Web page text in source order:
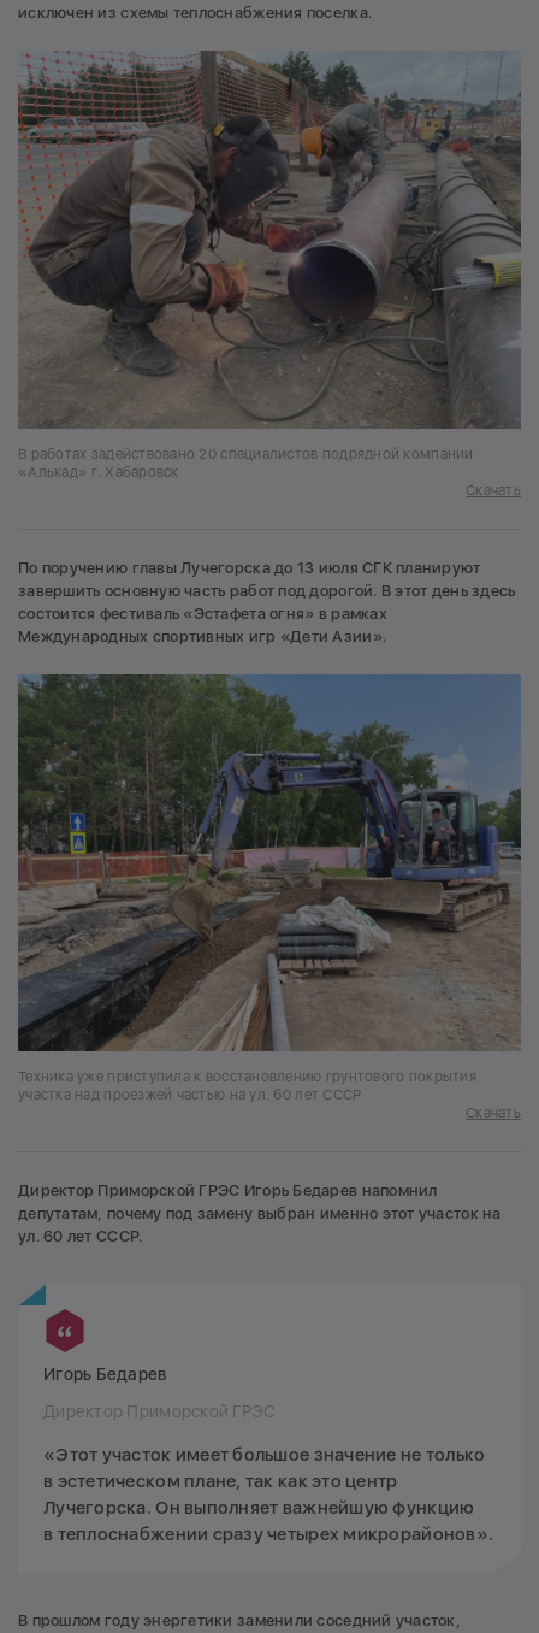
исключен из схемы теплоснабжения поселка.
В работах задействовано 20 специалистов подрядной компании
«Алькад» г. Хабаровск
Скачать
По поручению главы Лучегорска до 13 июля СГК планируют
завершить основную часть работ под дорогой. В этот день здесь
состоится фестиваль «Эстафета огня» в рамках
Международных спортивных игр «Дети Азии».
Техника уже приступила к восстановлению грунтового покрытия
участка над проезжей частью на ул. 60 лет СССР
Скачать
Директор Приморской ГРЭС Игорь Бедарев напомнил
депутатам, почему под замену выбран именно этот участок на
ул. 60 лет СССР.
Игорь Бедарев
Директор Приморской ГРЭС
«Этот участок имеет большое значение не только
в эстетическом плане, так как это центр
Лучегорска. Он выполняет важнейшую функцию
в теплоснабжении сразу четырех микрорайонов».
В прошлом году энергетики заменили соседний участок,